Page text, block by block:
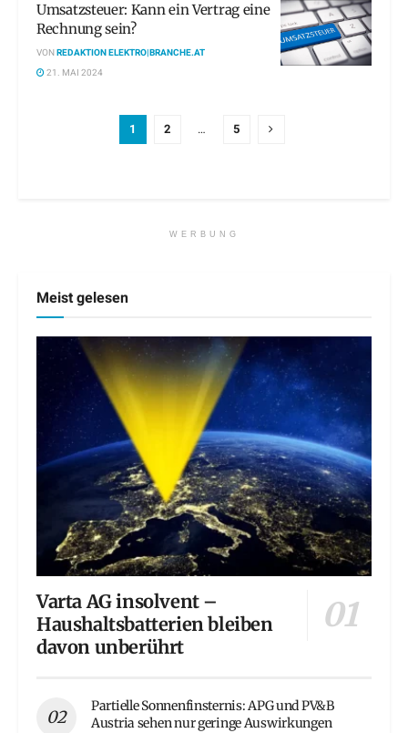
Umsatzsteuer: Kann ein Vertrag eine
Rechnung sein?
VONREDAKTION ELEKTRO|BRANCHE.AT
21. MAI 2024
1 2 … 5
WERBUNG
Meist gelesen
Varta AG insolvent –
Haushaltsbatterien bleiben
davon unberührt
Partielle Sonnenfinsternis: APG und PV&B
Austria sehen nur geringe Auswirkungen